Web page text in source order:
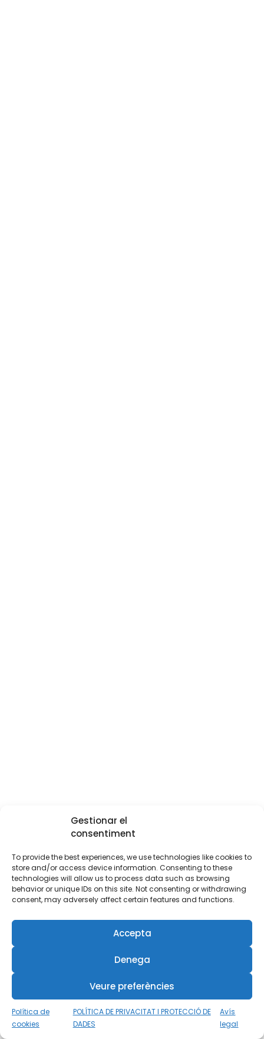
Gestionar el
consentiment
To provide the best experiences, we use technologies like cookies to
store and/or access device information. Consenting to these
technologies will allow us to process data such as browsing
behavior or unique IDs on this site. Not consenting or withdrawing
consent, may adversely affect certain features and functions.
Accepta
Denega
Veure preferències
Política de
cookies
POLÍTICA DE PRIVACITAT I PROTECCIÓ DE
DADES
Avís
legal